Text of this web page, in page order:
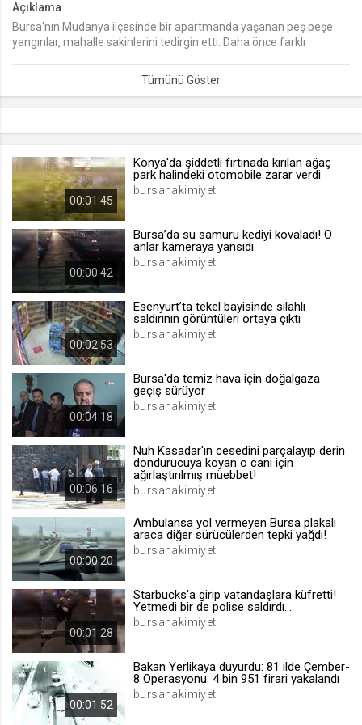
lang
.web.tv
Seçilen dil tercihini tutmak
.web.tv
Oturum verisini tutmak
1 gün
[hash]
.web.tv
1 ay
.web.tv
Site içeriği önerme
voteLike*
.web.tv
beğenme
1 ay
voteDislike*
.web.tv
1 ay
Açıklama
Bursa'nın Mudanya ilçesinde bir apartmanda yaşanan peş peşe
yangınlar, mahalle sakinlerini tedirgin etti. Daha önce farklı
00:01:45
Konya'da şiddetli fırtınada kırılan ağaç
park halindeki otomobile zarar verdi
bursahakimiyet
00:00:42
Bursa’da su samuru kediyi kovaladı! O
anlar kameraya yansıdı
bursahakimiyet
00:02:53
Esenyurt’ta tekel bayisinde silahlı
saldırının görüntüleri ortaya çıktı
bursahakimiyet
00:04:18
Bursa'da temiz hava için doğalgaza
geçiş sürüyor
bursahakimiyet
00:06:16
Nuh Kasadar'ın cesedini parçalayıp derin
dondurucuya koyan o cani için
ağırlaştırılmış müebbet!
bursahakimiyet
00:00:20
Ambulansa yol vermeyen Bursa plakalı
araca diğer sürücülerden tepki yağdı!
bursahakimiyet
00:01:28
Starbucks'a girip vatandaşlara küfretti!
Yetmedi bir de polise saldırdı...
bursahakimiyet
00:01:52
Bakan Yerlikaya duyurdu: 81 ilde Çember-
8 Operasyonu: 4 bin 951 firari yakalandı
bursahakimiyet